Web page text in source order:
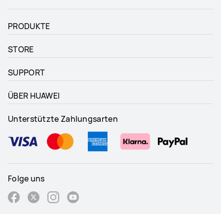
PRODUKTE
STORE
SUPPORT
ÜBER HUAWEI
Unterstützte Zahlungsarten
Folge uns